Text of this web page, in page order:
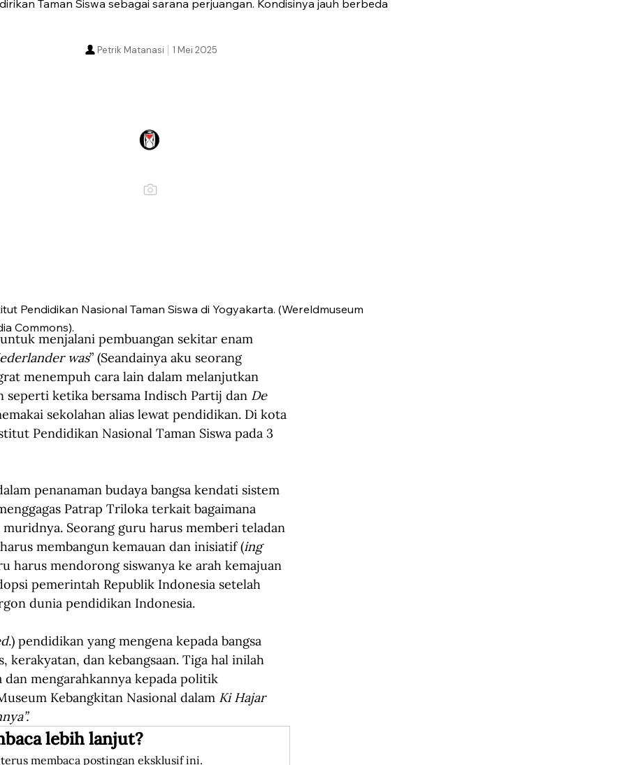
Taman Siswa sebagai sarana perjuangan. Kondisinya jauh berbeda
1 Mei 2025
Petrik Matanasi
Pendidikan Nasional Taman Siswa di Yogyakarta. (Wereldmuseum
Commons).
menjalani pembuangan sekitar enam
was” (Seandainya aku seorang
menempuh cara lain dalam melanjutkan
seperti ketika bersama Indisch Partij dan De
sekolahan alias lewat pendidikan. Di kota
Pendidikan Nasional Taman Siswa pada 3
penanaman budaya bangsa kendati sistem
Patrap Triloka terkait bagaimana
Seorang guru harus memberi teladan
membangun kemauan dan inisiatif (ing
harus mendorong siswanya ke arah kemajuan
pemerintah Republik Indonesia setelah
dunia pendidikan Indonesia.
.) pendidikan yang mengena kepada bangsa
dan kebangsaan. Tiga hal inilah
mengarahkannya kepada politik
Kebangkitan Nasional dalam Ki Hajar
lebih lanjut?
membaca postingan eksklusif ini.